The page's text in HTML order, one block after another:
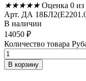
★★★★★ Оценка 0 из
Арт. ДА
В наличии
14050 ₽
Количество товара
В корзину